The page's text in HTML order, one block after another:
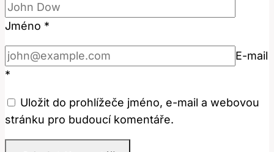
Jméno *
E-mail
*
Uložit do prohlížeče jméno, e-mail a webovou
stránku pro budoucí komentáře.